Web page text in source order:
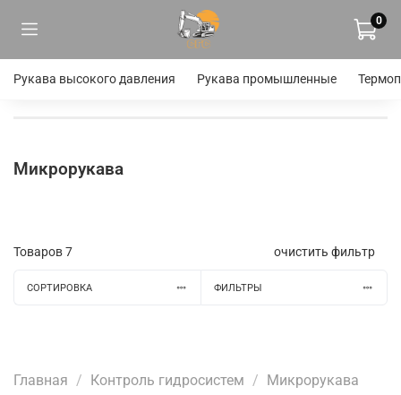
0
Рукава высокого давления Рукава промышленные
Микрорукава
Товаров7 очистить фильтр
СОРТИРОВКА ФИЛЬТРЫ
Главная Контроль гидросистем Микрорукава